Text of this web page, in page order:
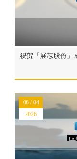
祝贺「展芯股份」
08 / 04
2026